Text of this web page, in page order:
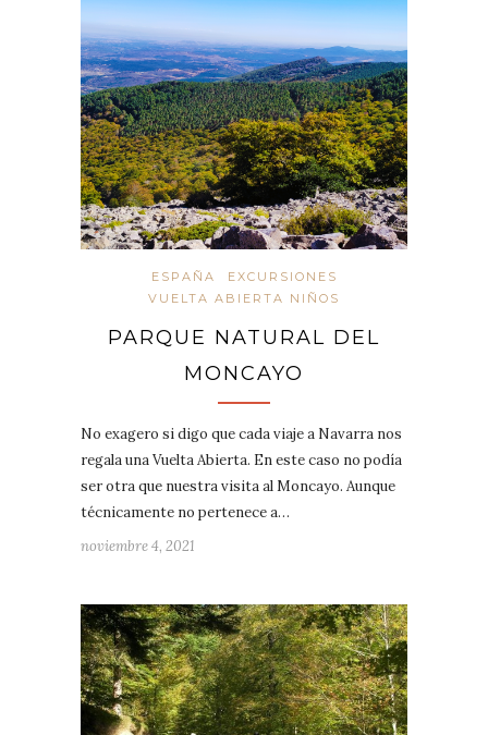
ESPAÑA
EXCURSIONES
VUELTA ABIERTA NIÑOS
PARQUE NATURAL DEL
MONCAYO
No exagero si digo que cada viaje a Navarra nos
regala una Vuelta Abierta. En este caso no podía
ser otra que nuestra visita al Moncayo. Aunque
técnicamente no pertenece a…
noviembre 4, 2021